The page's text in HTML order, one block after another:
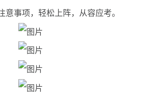
意事项，轻松上阵，从容应考。